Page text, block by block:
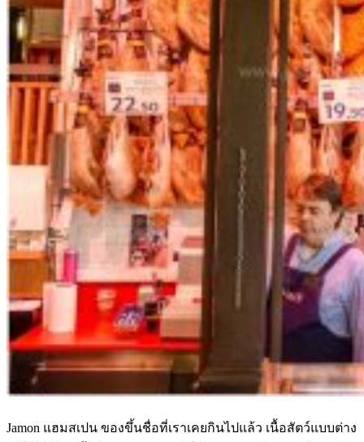
Jamon แฮมสเปน ของขึ้นชื่อที่เราเคยกินไปแล้ว เนื้อสัตว์แบบต่าง